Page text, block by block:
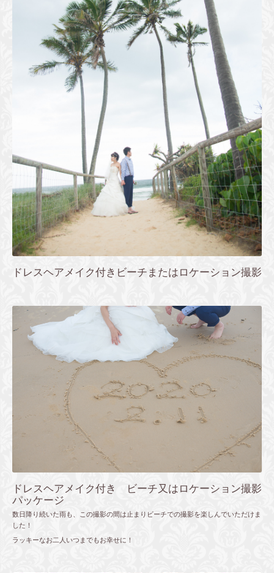
ドレスヘアメイク付きビーチまたはロケーション撮影
ドレスヘアメイク付き ビーチ又はロケーション撮影
パッケージ
数日降り続いた雨も、この撮影の間は止まりビーチでの撮影を楽しんでいただけま
した！
ラッキーなお二人いつまでもお幸せに！